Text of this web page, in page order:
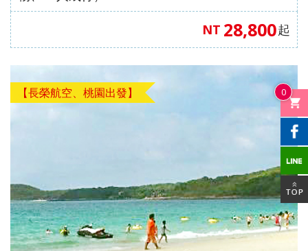
0
NT 28,800起
【長榮航空、桃園出發】